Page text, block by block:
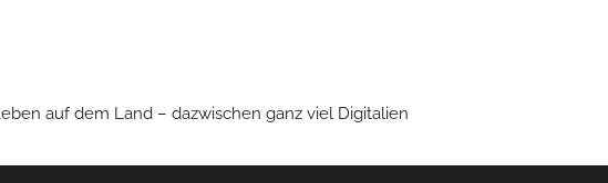
auf dem Land – dazwischen ganz viel Digitalien